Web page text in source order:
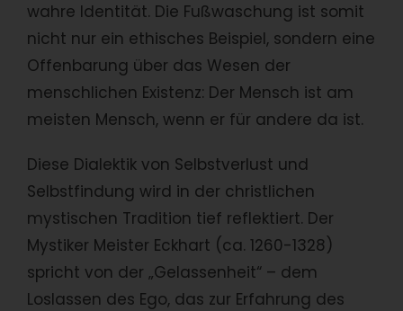
wahre Identität. Die Fußwaschung ist somit
nicht nur ein ethisches Beispiel, sondern eine
Offenbarung über das Wesen der
menschlichen Existenz: Der Mensch ist am
meisten Mensch, wenn er für andere da ist.
Diese Dialektik von Selbstverlust und
Selbstfindung wird in der christlichen
mystischen Tradition tief reflektiert. Der
Mystiker Meister Eckhart (ca. 1260-1328)
spricht von der „Gelassenheit“ – dem
Loslassen des Ego, das zur Erfahrung des